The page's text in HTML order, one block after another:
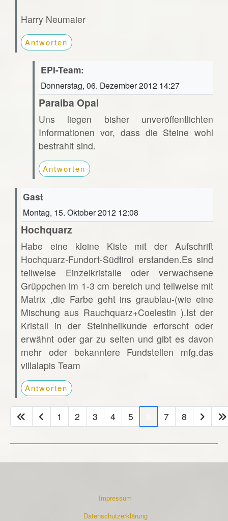
Harry Neumaier
Antworten
EPI-Team:
Donnerstag, 06. Dezember 2012 14:27
Paraiba Opal
Uns liegen bisher unveröffentlichten
Informationen vor, dass die Steine wohl
bestrahlt sind.
Antworten
Gast
Montag, 15. Oktober 2012 12:08
Hochquarz
Habe eine kleine Kiste mit der Aufschrift
Hochquarz-Fundort-Südtirol erstanden.Es sind
teilweise Einzelkristalle oder verwachsene
Grüppchen im 1-3 cm bereich und teilweise mit
Matrix ,die Farbe geht ins graublau-(wie eine
Mischung aus Rauchquarz+Coelestin ).Ist der
Kristall in der Steinheilkunde erforscht oder
erwähnt oder gar zu selten und gibt es davon
mehr oder bekanntere Fundstellen mfg.das
villalapis Team
Antworten
1 2 3 4 5 7 8
Impressum
Datenschutzerklärung